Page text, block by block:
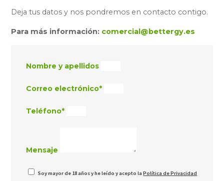
Deja tus datos y nos pondremos en contacto contigo.
Para más información: comercial@bettergy.es
Nombre y apellidos
Correo electrónico*
Teléfono*
Mensaje
Soy mayor de 18 años y he leído y acepto laPolítica de Privacidad